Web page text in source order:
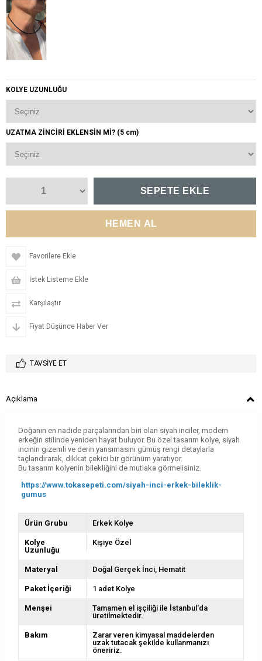
KOLYE UZUNLUĞU
UZATMA ZİNCİRİ EKLENSİN Mİ? (5 cm)
Favorilere Ekle
İstek Listeme Ekle
Karşılaştır
Fiyat Düşünce Haber Ver
TAVSIYE ET
Açıklama
Doğanın en nadide parçalarından biri olan siyah inciler, modern
erkeğin stilinde yeniden hayat buluyor. Bu özel tasarım kolye, siyah
incinin gizemli ve derin yansımasını gümüş rengi detaylarla
taçlandırarak, dikkat çekici bir görünüm yaratıyor.
Bu tasarım kolyenin bilekliğini de mutlaka görmelisiniz.
https://www.tokasepeti.com/siyah-inci-erkek-bileklik-
gumus
Ürün Grubu Erkek Kolye
Kolye
Uzunluğu
Kişiye Özel
Materyal Doğal Gerçek İnci Hematit
Paket İçeriği 1 adet Kolye
Menşei
Tamamen el işçiliği ile İstanbul'da
üretilmektedir.
Bakım
Zarar veren kimyasal maddelerden
uzak tutacak şekilde kullanmanızı
öneririz.